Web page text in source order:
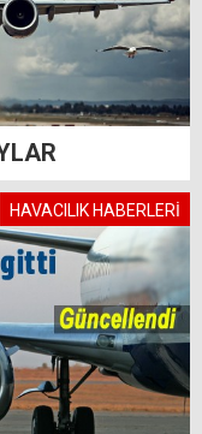
HAVACILIK HABERLERİ